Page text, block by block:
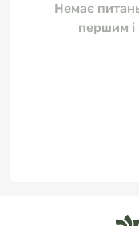
Немає
першим і